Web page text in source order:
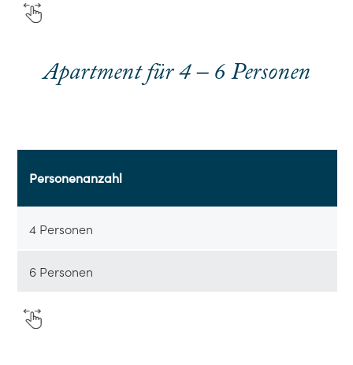
Apartment für 4 – 6 Personen
Personenanzahl
4 Personen
6 Personen